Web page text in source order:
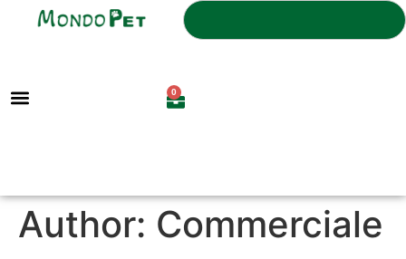
0
Author: Commerciale